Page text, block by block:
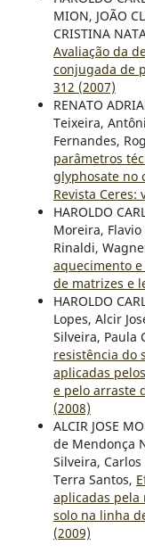
MION, JOÃO
CRISTINA
Avaliação da
conjugada de
312 (2007)
RENATO
Teixeira,
Fernandes,
parâmetros
glyphosate no
Revista Ceres:
HAROLDO
Moreira,
Rinaldi,
aquecimento
de matrizes e
HAROLDO
Lopes, Alcir
Silveira, Paula
resistência do
aplicadas
e pelo arraste
(2008)
ALCIR JOSE
de Mendonça
Silveira,
Terra Santos,
aplicadas pela
solo na linha
(2009)